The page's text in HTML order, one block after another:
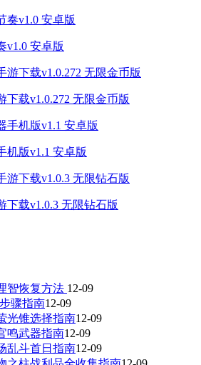
v1.0 安卓版
下载v1.0.272 无限金币版
机版v1.1 安卓版
下载v1.0.3 无限钻石版
智恢复方法 12-09
骤指南12-09
光锥选择指南12-09
鸣武器指南12-09
乱斗首日指南12-09